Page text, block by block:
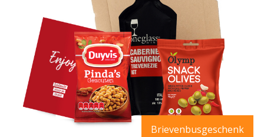
Brievenbusgeschenk